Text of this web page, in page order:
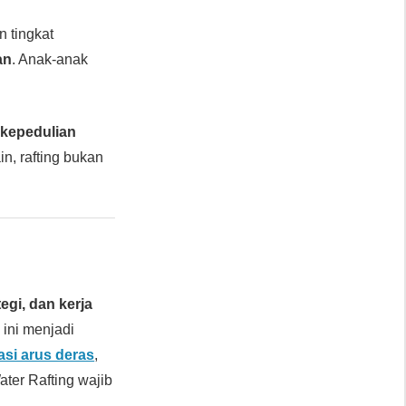
tingkat
. Anak-anak
kepedulian
rafting bukan
dan kerja
ini menjadi
arus deras,
Rafting wajib